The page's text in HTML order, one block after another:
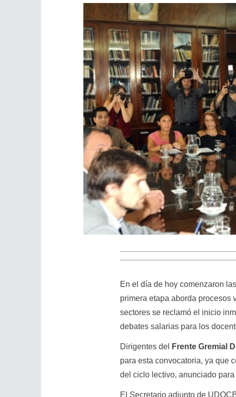
En el día de hoy comenzaron
primera etapa aborda procesos
sectores se reclamó el inicio
debates salarias para los
Dirigentes del Frente Gremial
para esta convocatoria, ya que
del ciclo lectivo, anunciado
El Secretario adjunto de